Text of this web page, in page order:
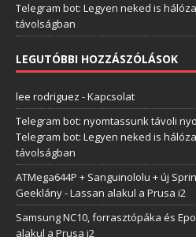
Telegram bot: Legyen neked is
távolságban
LEGUTÓBBI HOZZÁSZÓLÁSOK
lee rodriguez -Kapcsolat
Telegram bot: nyomtassunk távoli
Telegram bot: Legyen neked is
távolságban
ATMega644P + Sanguinololu + új
Geeklány-Lassan alakul a Prusa i2
Samsung NC10, forrasztópáka és
alakul a Prusa i2